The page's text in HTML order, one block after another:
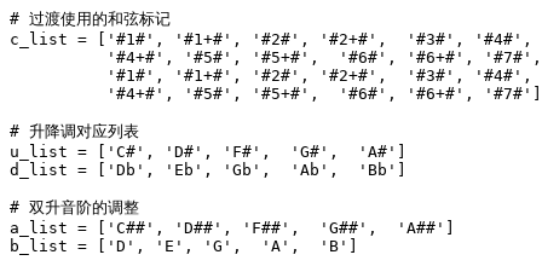
# 过渡使用的和弦标记
c_list = ['#1#', '#1+#', '#2#', '#2+#',  '#3#', '#4#',
          '#4+#', '#5#', '#5+#',  '#6#', '#6+#', '#7#',
          '#1#', '#1+#', '#2#', '#2+#',  '#3#', '#4#',
          '#4+#', '#5#', '#5+#',  '#6#', '#6+#', '#7#']
# 升降调对应列表
u_list = ['C#', 'D#', 'F#',  'G#',  'A#']
d_list = ['Db', 'Eb', 'Gb',  'Ab',  'Bb']
# 双升音阶的调整
a_list = ['C##', 'D##', 'F##',  'G##',  'A##']
b_list = ['D', 'E', 'G',  'A',  'B']